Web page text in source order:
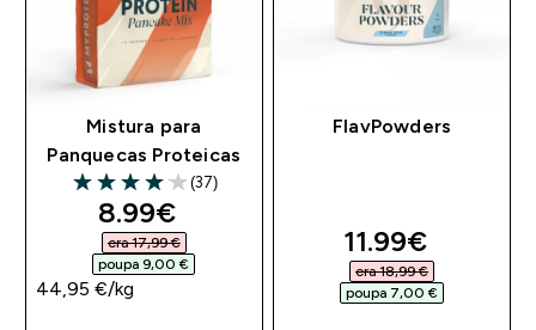
Mistura para
Panquecas Proteicas
4.08 out of 5 stars
(37)
discounted price
8.99€‎
era 17,99 €‎
poupa 9,00 €‎
44,95 €‎/kg
FlavPowders
discounted
11.99€‎
era 18,99 €‎
poupa 7,00 €‎